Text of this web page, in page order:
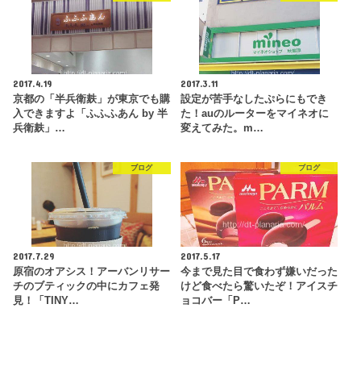
2017.4.19
京都の「半兵衛麸」が東京でも購
入できますよ「ふふふあん by 半
兵衛麸」…
2017.3.11
設定が苦手なしたぷらにもでき
た！auのルーターをマイネオに
変えてみた。m…
ブログ
2017.7.29
原宿のオアシス！アーバンリサー
チのブティックの中にカフェ発
見！「TINY…
ブログ
2017.5.17
今まで見た目で食わず嫌いだった
けど食べたら驚いたぞ！アイスチ
ョコバー「P…